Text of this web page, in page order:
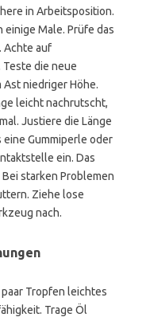
in Arbeitsposition.
Male. Prüfe das
Achte auf
die neue
niedriger Höhe.
leicht nachrutscht,
Justiere die Länge
Gummiperle oder
ein. Das
starken Problemen
Ziehe lose
nach.
Tropfen leichtes
Trage Öl